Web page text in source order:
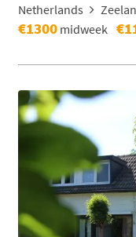
Netherlands
€1300 midweek